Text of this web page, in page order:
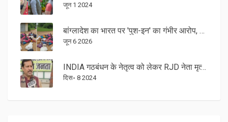
जून 1 2024
बांग्लादेश का भारत पर 'पुश-इन' का गंभीर आरोप, सीमा पर तनाव
जून 6 2026
INDIA गठबंधन के नेतृत्व को लेकर RJD नेता मृत्युंजय तिवारी का बड़ा बयान
दिस॰ 8 2024